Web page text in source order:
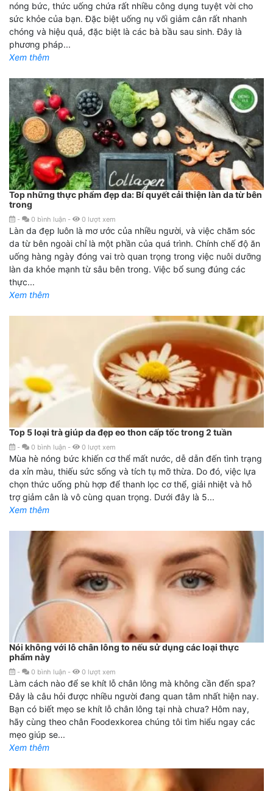
nóng bức, thức uống chứa rất nhiều công dụng tuyệt vời cho
sức khỏe của bạn. Đặc biệt uống nụ vối giảm cân rất nhanh
chóng và hiệu quả, đặc biệt là các bà bầu sau sinh. Đây là
phương pháp...
Xem thêm
Top những thực phẩm đẹp da: Bí quyết cải thiện làn da từ bên
trong
- 0 bình luận - 0 lượt xem
Làn da đẹp luôn là mơ ước của nhiều người, và việc chăm sóc
da từ bên ngoài chỉ là một phần của quá trình. Chính chế độ ăn
uống hàng ngày đóng vai trò quan trọng trong việc nuôi dưỡng
làn da khỏe mạnh từ sâu bên trong. Việc bổ sung đúng các
thực...
Xem thêm
Top 5 loại trà giúp da đẹp eo thon cấp tốc trong 2 tuần
- 0 bình luận - 0 lượt xem
Mùa hè nóng bức khiến cơ thể mất nước, dễ dẫn đến tình trạng
da xỉn màu, thiếu sức sống và tích tụ mỡ thừa. Do đó, việc lựa
chọn thức uống phù hợp để thanh lọc cơ thể, giải nhiệt và hỗ
trợ giảm cân là vô cùng quan trọng. Dưới đây là 5...
Xem thêm
Nói không với lô chân lông to nếu sử dụng các loại thực
phẩm này
- 0 bình luận - 0 lượt xem
Làm cách nào để se khít lỗ chân lông mà không cần đến spa?
Đây là câu hỏi được nhiều người đang quan tâm nhất hiện nay.
Bạn có biết mẹo se khít lỗ chân lông tại nhà chưa? Hôm nay,
hãy cùng theo chân Foodexkorea chúng tôi tìm hiểu ngay các
mẹo giúp se...
Xem thêm